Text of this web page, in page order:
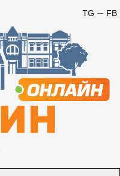
FB
TG